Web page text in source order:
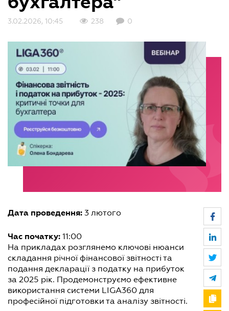
3.02.2026, 10:45 238 0
Дата проведення: 3 лютого
Час початку: 11:00
На прикладах розглянемо ключові нюанси
складання річної фінансової звітності та
подання декларації з податку на прибуток
за 2025 рік. Продемонструємо ефективне
використання системи LIGA360 для
професійної підготовки та аналізу звітності.